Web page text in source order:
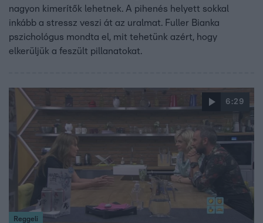
nagyon kimerítők lehetnek. A pihenés helyett sokkal
inkább a stressz veszi át az uralmat. Fuller Bianka
pszichológus mondta el, mit tehetünk azért, hogy
elkerüljük a feszült pillanatokat.
6:29
Reggeli